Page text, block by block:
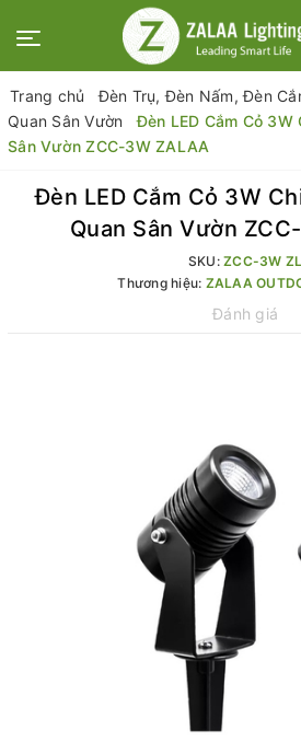
Trang chủ
Đèn Trụ, Đèn Nấm, Đèn
Quan Sân Vườn
Đèn LED Cắm Cỏ 3W
Sân Vườn ZCC-3W ZALAA
Đèn LED Cắm Cỏ 3W
Quan Sân Vườn
SKU: ZCC-3W ZL
Thương hiệu: ZALAA
Đánh giá